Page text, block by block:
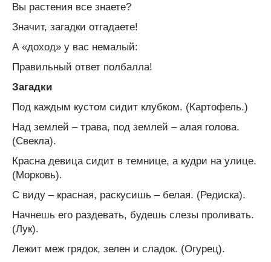
Вы растения все знаете?
Значит, загадки отгадаете!
А «доход» у вас немалый:
Правильный ответ полбалла!
Загадки
Под каждым кустом сидит клубком. (Картофель.)
Над землей – трава, под землей – алая голова.
(Свекла).
Красна девица сидит в темнице, а кудри на улице.
(Морковь).
С виду – красная, раскусишь – белая. (Редиска).
Начнешь его раздевать, будешь слезы проливать.
(Лук).
Лежит меж грядок, зелен и сладок. (Огурец).